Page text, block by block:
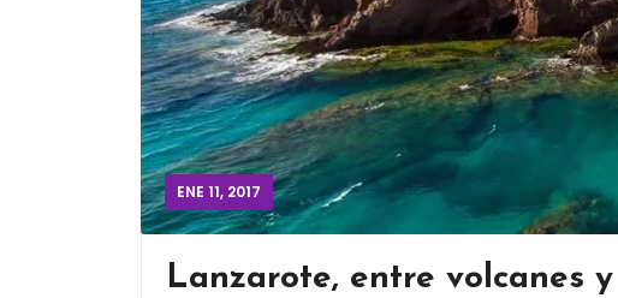
ENE 11, 2017
Lanzarote, entre volcanes